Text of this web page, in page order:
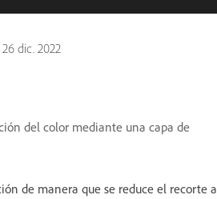
26 dic. 2022
del color mediante una capa de
de manera que se reduce el recorte a